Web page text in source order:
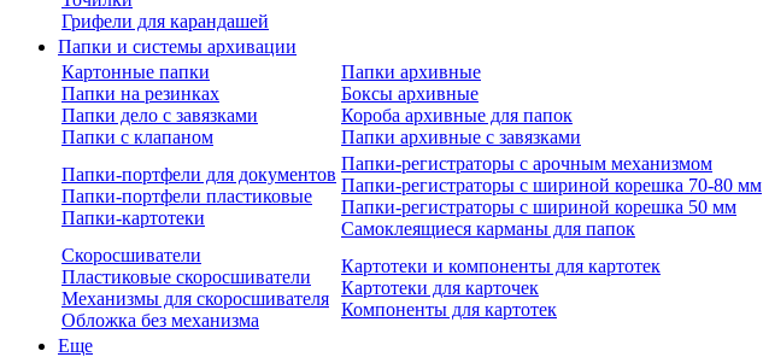
Грифели для карандашей
Папки и системы архивации
Картонные папки
Папки на резинках
Папки дело с завязками
Папки с клапаном
Папки архивные
Боксы архивные
Короба архивные для папок
Папки архивные с завязками
Папки-портфели для документов
Папки-портфели пластиковые
Папки-картотеки
Папки-регистраторы с арочным механизмом
Папки-регистраторы с шириной корешка 70-80 мм
Папки-регистраторы с шириной корешка 50 мм
Самоклеящиеся карманы для папок
Скоросшиватели
Пластиковые скоросшиватели
Механизмы для скоросшивателя
Обложка без механизма
Картотеки и компоненты для картотек
Картотеки для карточек
Компоненты для картотек
Еще